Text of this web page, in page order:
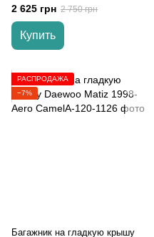
2 625 грн 2 750 грн
Купить
РАСПРОДАЖА
−7%
Багажник на гладкую крышу